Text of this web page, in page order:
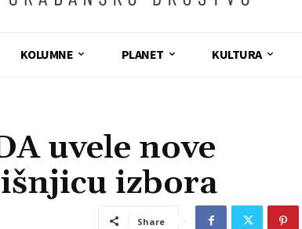
KOLUMNE PLANET KULTURA
uvele nove
izbora
Share